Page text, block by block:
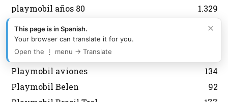
playmobil años 80
1.329
playmobil años 90
551
Playmobil Argentina Antex
Playmobil Asterix y Obelix
Playmobil aviones
134
Playmobil Belen
92
×
This page is in Spanish.
Your browser can translate it for you.
Open the ⋮ menu → Translate